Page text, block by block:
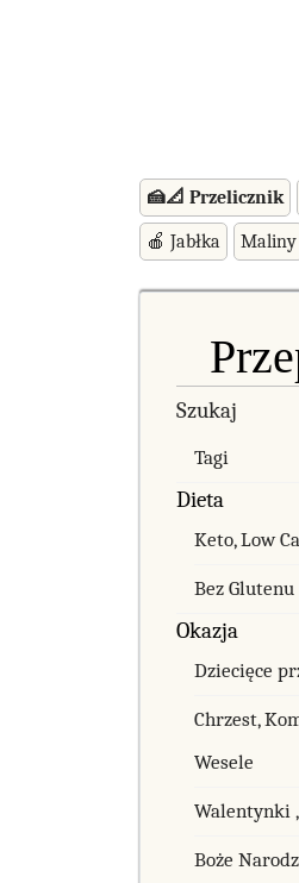
🍰📐 Przelicznik
🍎 Jabłka Maliny
Szukaj
Tagi
Dieta
Keto, Low
Bez Glutenu
Okazja
Dziecięce
Chrzest,
Wesele
Walentynki
Boże